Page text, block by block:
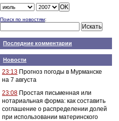
Поиск по новостям:
Последние комментарии
Новости
23:13 Прогноз погоды в Мурманске
на 7 августа
23:08 Простая письменная или
нотариальная форма: как составить
соглашение о распределении долей
при использовании материнского